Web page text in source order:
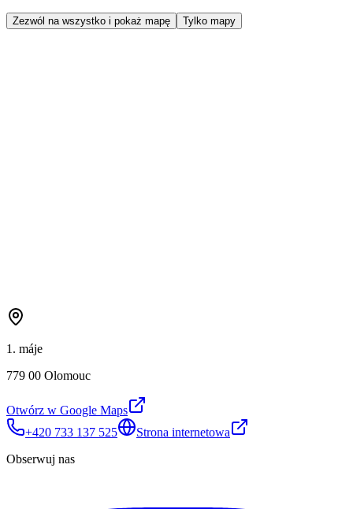
Zezwól na wszystko i pokaż mapę Tylko mapy
1. máje
779 00 Olomouc
Otwórz w Google Maps
+420 733 137 525
Strona internetowa
Obserwuj nas